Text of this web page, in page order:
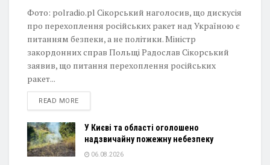
Фото: polradio.pl Сікорський наголосив, що дискусія
про перехоплення російських ракет над Україною є
питанням безпеки, а не політики. Міністр
закордонних справ Польщі Радослав Сікорський
заявив, що питання перехоплення російських
ракет...
READ MOREDETAILS
У Києві та області оголошено
надзвичайну пожежну небезпеку
06.08.2026